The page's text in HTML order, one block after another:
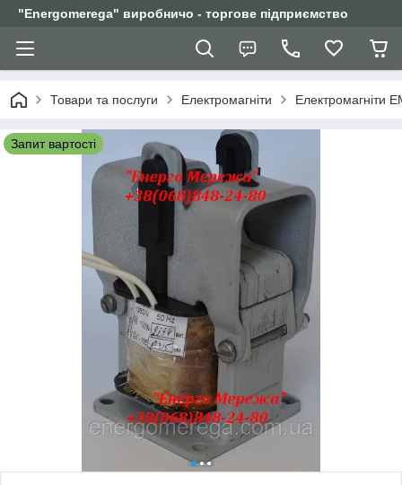
"Еnergomerega" виробничо - торгове підприємство
Товари та послуги Електромагніти Електромагніти
Запит вартості